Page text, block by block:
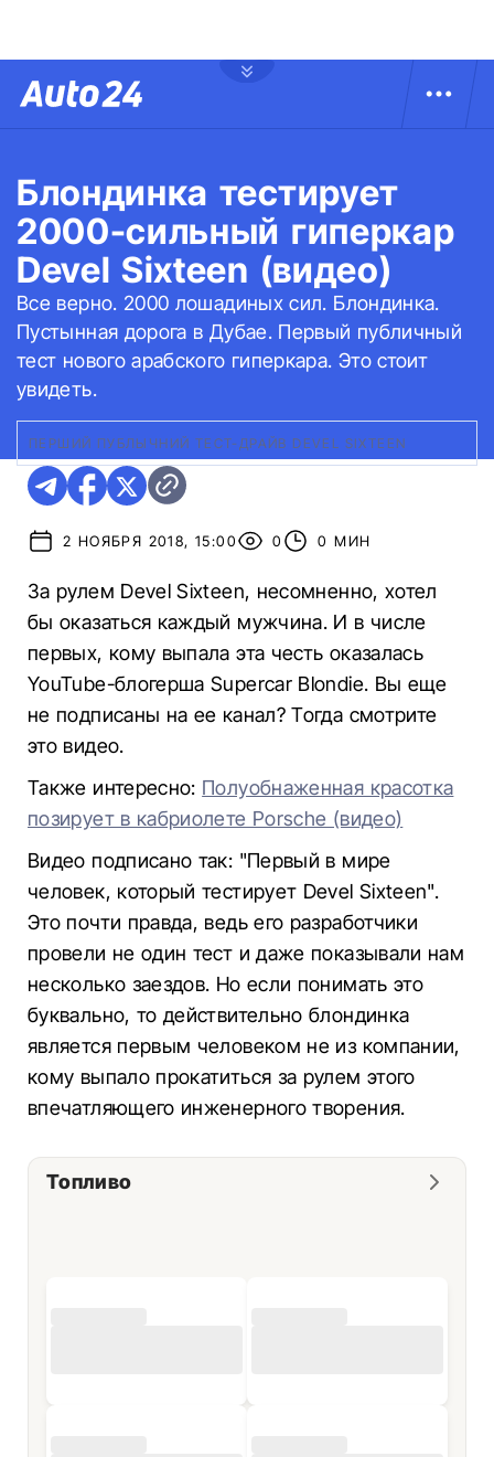
Блондинка тестирует
2000-сильный гиперкар
Devel Sixteen (видео)
Все верно. 2000 лошадиных сил. Блондинка.
Пустынная дорога в Дубае. Первый публичный
тест нового арабского гиперкара. Это стоит
увидеть.
ПЕРШИЙ ПУБЛЫЧНИЙ ТЕСТ-ДРАЙВ DEVEL SIXTEEN
2 НОЯБРЯ 2018, 15:00 0 0 МИН
За рулем Devel Sixteen, несомненно, хотел
бы оказаться каждый мужчина. И в числе
первых, кому выпала эта честь оказалась
YouTube-блогерша Supercar Blondie. Вы еще
не подписаны на ее канал? Тогда смотрите
это видео.
Также интересно: Полуобнаженная красотка
позирует в кабриолете Porsche (видео)
Видео подписано так: "Первый в мире
человек, который тестирует Devel Sixteen".
Это почти правда, ведь его разработчики
провели не один тест и даже показывали нам
несколько заездов. Но если понимать это
буквально, то действительно блондинка
является первым человеком не из компании,
кому выпало прокатиться за рулем этого
впечатляющего инженерного творения.
Топливо